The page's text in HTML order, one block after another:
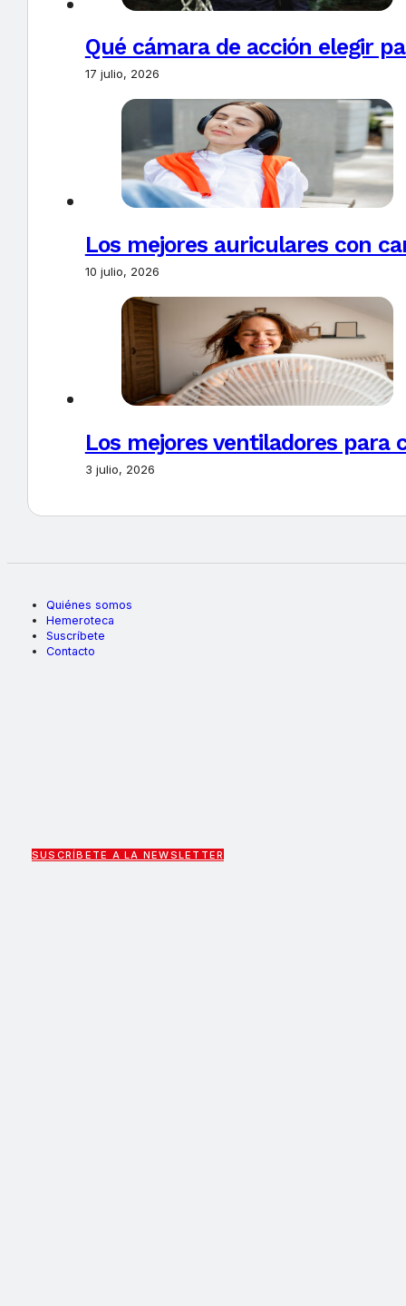
Qué cámara de acción elegir
17 julio, 2026
Los mejores auriculares con
10 julio, 2026
Los mejores ventiladores para
3 julio, 2026
Quiénes somos
Hemeroteca
Suscríbete
Contacto
SUSCRÍBETE A LA NEWSLETTER